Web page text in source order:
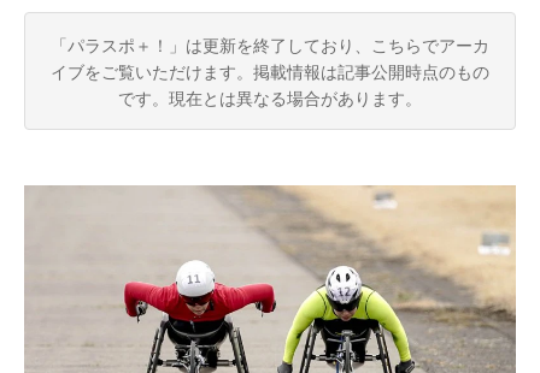
「パラスポ＋！」は更新を終了しており、こちらでアーカ
イブをご覧いただけます。 掲載情報は記事公開時点のもの
です。現在とは異なる場合があります。